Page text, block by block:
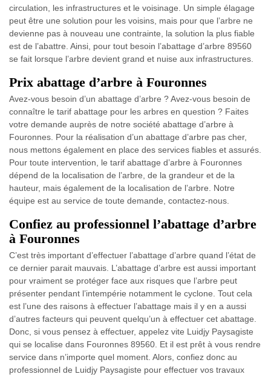
circulation, les infrastructures et le voisinage. Un simple élagage
peut être une solution pour les voisins, mais pour que l’arbre ne
devienne pas à nouveau une contrainte, la solution la plus fiable
est de l’abattre. Ainsi, pour tout besoin l’abattage d’arbre 89560
se fait lorsque l’arbre devient grand et nuise aux infrastructures.
Prix abattage d’arbre à Fouronnes
Avez-vous besoin d’un abattage d’arbre ? Avez-vous besoin de
connaître le tarif abattage pour les arbres en question ? Faites
votre demande auprès de notre société abattage d’arbre à
Fouronnes. Pour la réalisation d’un abattage d’arbre pas cher,
nous mettons également en place des services fiables et assurés.
Pour toute intervention, le tarif abattage d’arbre à Fouronnes
dépend de la localisation de l’arbre, de la grandeur et de la
hauteur, mais également de la localisation de l’arbre. Notre
équipe est au service de toute demande, contactez-nous.
Confiez au professionnel l’abattage d’arbre
à Fouronnes
C’est très important d’effectuer l’abattage d’arbre quand l’état de
ce dernier parait mauvais. L’abattage d’arbre est aussi important
pour vraiment se protéger face aux risques que l’arbre peut
présenter pendant l’intempérie notamment le cyclone. Tout cela
est l’une des raisons à effectuer l’abattage mais il y en a aussi
d’autres facteurs qui peuvent quelqu’un à effectuer cet abattage.
Donc, si vous pensez à effectuer, appelez vite Luidjy Paysagiste
qui se localise dans Fouronnes 89560. Et il est prêt à vous rendre
service dans n’importe quel moment. Alors, confiez donc au
professionnel de Luidjy Paysagiste pour effectuer vos travaux